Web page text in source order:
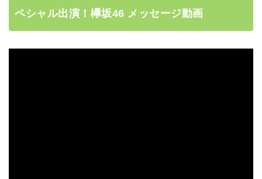
ペシャル出演！欅坂46 メッセージ動画